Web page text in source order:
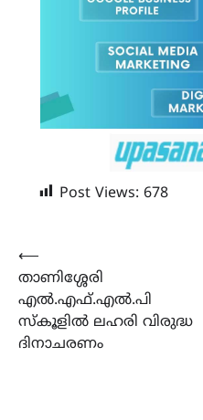
Post Views: 678
Post
navigation
⟵
താണിശ്ശേരി
എൽ.എഫ്.എൽ.പി
സ്കൂളിൽ ലഹരി വിരുദ്ധ
ദിനാചരണം